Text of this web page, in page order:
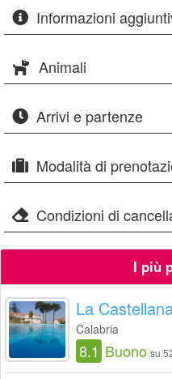
Informazioni
Animali
Arrivi e partenze
Modalità di
Condizioni di
I più
La
Calabria
8.1 Buono su